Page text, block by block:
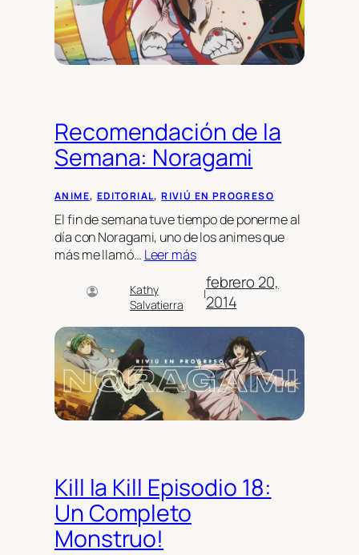
Recomendación de la
Semana: Noragami
ANIME, EDITORIAL, RIVIÚ EN PROGRESO
El fin de semana tuve tiempo de ponerme al
día con Noragami, uno de los animes que
más me llamó… Leer más
Kathy
Salvatierra
|
febrero 20,
2014
Kill la Kill Episodio 18:
Un Completo
Monstruo!